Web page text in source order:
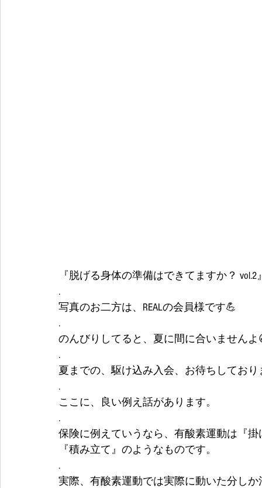
『脱げる身体の準備はできてますか？ vol.2
.
写真のお二方は、REALの会員様です💪
.
のんびりしてると、夏に間に合いませんよ
.
夏までの、駆け込み入会、お待ちしており
.
ここに、良い例え話があります。
.
保険に例えていうなら、有酸素運動は『
『積み立て』のようなものです。
.
実際、有酸素運動では実際に動いた分し